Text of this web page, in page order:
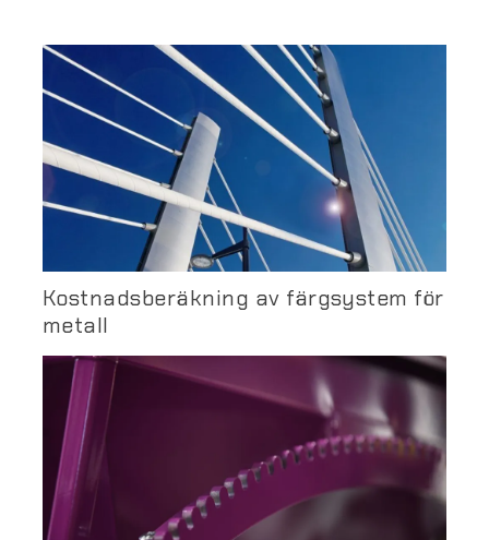
Kostnadsberäkning av färgsystem för
metall